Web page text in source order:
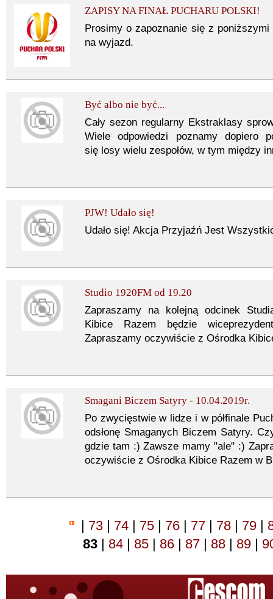
ZAPISY NA FINAŁ PUCHARU POLSKI!
Prosimy o zapoznanie się z
na wyjazd.
Być albo nie być...
Cały sezon regularny Ekstraklasy
Wiele odpowiedzi poznamy dopiero
się losy wielu zespołów, w tym między
PJW! Udało się!
Udało się! Akcja Przyjaźń Jest
Studio 1920FM od 19.20
Zapraszamy na kolejną odcinek
Kibice Razem będzie
Zapraszamy oczywiście z Ośrodka
Smagani Biczem Satyry - 10.04.2019r.
Po zwycięstwie w lidze i w półfinale
odsłonę Smaganych Biczem Satyry.
gdzie tam :) Zawsze mamy "ale" :)
oczywiście z Ośrodka Kibice Razem w
| 73 | 74 | 75 | 76 | 77 | 78 | 79 |
83 | 84 | 85 | 86 | 87 | 88 | 89 |